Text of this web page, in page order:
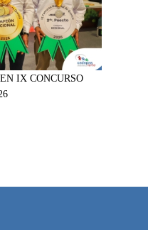
IX CONCURSO